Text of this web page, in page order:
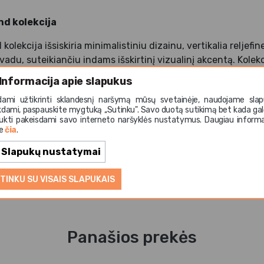
Informacija apie slapukus
užtikrinti sklandesnį naršymą mūsų svetainėje, naudojame
paspauskite mygtuką ,,Sutinku". Savo duotą sutikimą bet kada
pakeisdami savo interneto naršyklės nustatymus. Daugiau
čia.
Slapukų nustatymai
SU VISAIS SLAPUKAIS
kolekcija
kolekcija išsiskiria minimalistiniu dizainu, vertikalia
suteikiančiu indams išskirtinį vizualinį akcentą.
funkcionalumą ir ilgaamžiškumą. Aukštos kokybės
naudojimui, o įvairių formų ir dydžių indai leidžia sukurti
Concorde Black Band puikiai tinka tiek
Panašios prekės